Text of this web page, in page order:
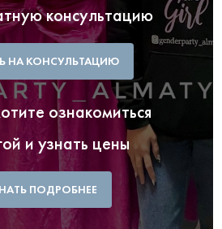
консультацию
НА КОНСУЛЬТАЦИЮ
ознакомиться
и узнать цены
ПОДРОБНЕЕ